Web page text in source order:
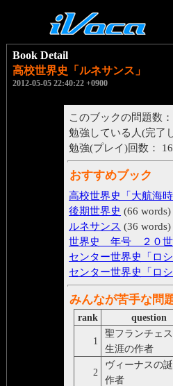
Book Detail
高校世界史「ルネサンス」
2012-05-05 22:40:22 +0900
このブックの問題数
勉強している人(完了
勉強(プレイ)回数：
おすすめブック
高校世界史「大航海時
後期世界史 (66 words)
ルネサンス (36 words)
世界史 年号 ２０世
センター世界史「ロシ
センター世界史「ロシ
みんなが苦手な問
rank question
1
聖フランチェ
生涯の作者
2
ヴィーナスの
作者